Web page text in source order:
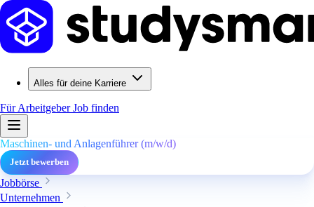
Alles für deine Karriere
Für ArbeitgeberJob finden
Maschinen- und Anlagenführer (m/w/d)
Jetzt bewerben
Jobbörse
Unternehmen